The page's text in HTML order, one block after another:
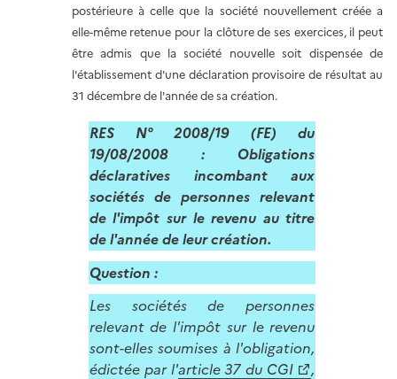
postérieure à celle que la société nouvellement créée a
elle-même retenue pour la clôture de ses exercices, il peut
être admis que la société nouvelle soit dispensée de
l'établissement d'une déclaration provisoire de résultat au
31 décembre de l'année de sa création.
RES N° 2008/19 (FE) du
19/08/2008 : Obligations
déclaratives incombant aux
sociétés de personnes relevant
de l'impôt sur le revenu au titre
de l'année de leur création.
Question :
Les sociétés de personnes
relevant de l'impôt sur le revenu
sont-elles soumises à l'obligation,
édictée par l'article 37 du CGI
,